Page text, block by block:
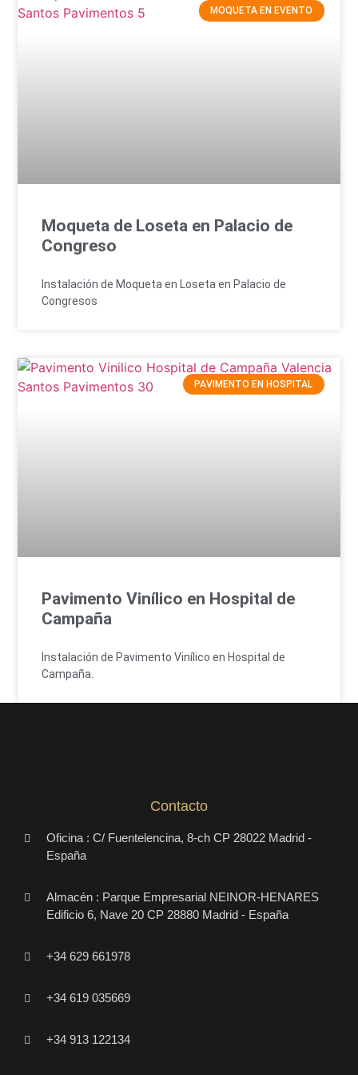
MOQUETA EN EVENTO
Moqueta de Loseta en Palacio de
Congreso
Instalación de Moqueta en Loseta en Palacio de
Congresos
PAVIMENTO EN HOSPITAL
Pavimento Vinílico en Hospital de
Campaña
Instalación de Pavimento Vinílico en Hospital de
Campaña.
Contacto
Oficina : C/ Fuentelencina, 8-ch CP 28022 Madrid -
España
Almacén : Parque Empresarial NEINOR-HENARES
Edificio 6, Nave 20 CP 28880 Madrid - España
+34 629 661978
+34 619 035669
+34 913 122134